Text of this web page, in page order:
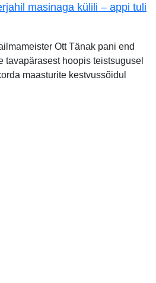
masinaga külili – appi tuli
Ott Tänak pani end
tavapärasest hoopis teistsugusel
maasturite kestvussõidul